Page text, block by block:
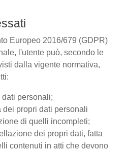
Europeo 2016/679 (GDPR)
l'utente può, secondo le
dalla vigente normativa,
personali;
dei propri dati personali
di quelli incompleti;
dei propri dati, fatta
contenuti in atti che devono